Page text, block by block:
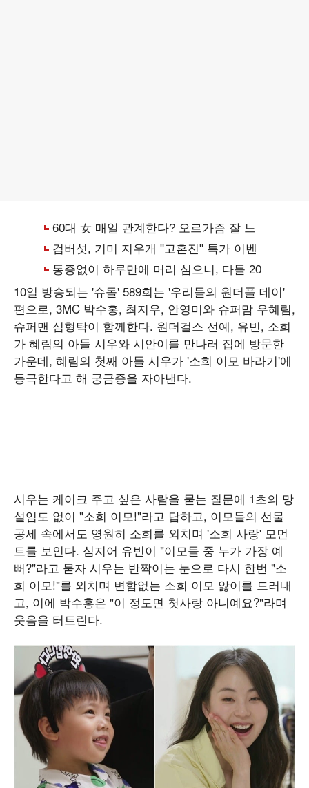
10일 방송되는 '슈돌' 589회는 '우리들의 원더풀 데이'
편으로, 3MC 박수홍, 최지우, 안영미와 슈퍼맘 우혜림,
슈퍼맨 심형탁이 함께한다. 원더걸스 선예, 유빈, 소희
가 혜림의 아들 시우와 시안이를 만나러 집에 방문한
가운데, 혜림의 첫째 아들 시우가 '소희 이모 바라기'에
등극한다고 해 궁금증을 자아낸다.
시우는 케이크 주고 싶은 사람을 묻는 질문에 1초의 망
설임도 없이 "소희 이모!"라고 답하고, 이모들의 선물
공세 속에서도 영원히 소희를 외치며 '소희 사랑' 모먼
트를 보인다. 심지어 유빈이 "이모들 중 누가 가장 예
뻐?"라고 묻자 시우는 반짝이는 눈으로 다시 한번 "소
희 이모!"를 외치며 변함없는 소희 이모 앓이를 드러내
고, 이에 박수홍은 "이 정도면 첫사랑 아니예요?"라며
웃음을 터트린다.